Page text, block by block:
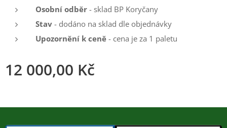
Osobní odběr - sklad BP Koryčany
Stav - dodáno na sklad dle objednávky
Upozornění k ceně - cena je za 1 paletu
12 000,00 Kč